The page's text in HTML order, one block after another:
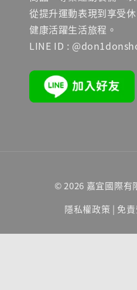
從提升運動表現到享受
健康活躍生活旅程。
LINE ID :
© 2026 嘉宜國際有
隱私權政策 | 免